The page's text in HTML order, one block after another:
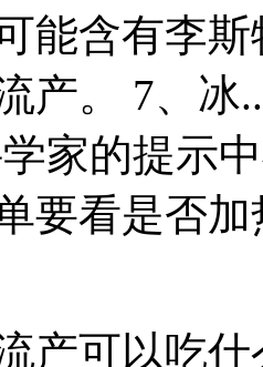
能含有李
产。 7、冰
家的提示
要看是否
产可以吃